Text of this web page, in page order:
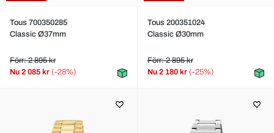
Tous 700350285
Classic Ø37mm
Förr: 2 895 kr
Nu 2 085 kr (-28%)
Tous 200351024
Classic Ø30mm
Förr: 2 895 kr
Nu 2 180 kr (-25%)